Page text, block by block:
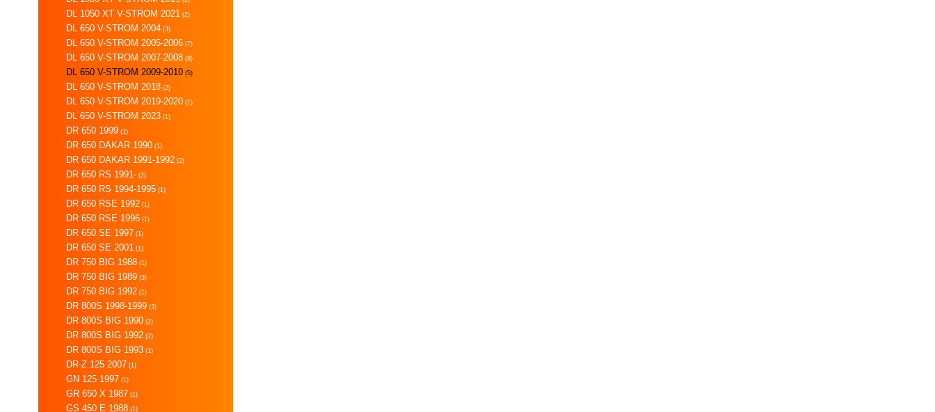
DL 1050 XT V-STROM 2021 (2)
DL 650 V-STROM 2004 (3)
DL 650 V-STROM 2005-2006 (7)
DL 650 V-STROM 2007-2008 (8)
DL 650 V-STROM 2009-2010 (5)
DL 650 V-STROM 2018 (2)
DL 650 V-STROM 2019-2020 (1)
DL 650 V-STROM 2023 (1)
DR 650 1999 (1)
DR 650 DAKAR 1990 (1)
DR 650 DAKAR 1991-1992 (2)
DR 650 RS 1991- (2)
DR 650 RS 1994-1995 (1)
DR 650 RSE 1992 (1)
DR 650 RSE 1996 (1)
DR 650 SE 1997 (1)
DR 650 SE 2001 (1)
DR 750 BIG 1988 (1)
DR 750 BIG 1989 (3)
DR 750 BIG 1992 (1)
DR 800S 1998-1999 (3)
DR 800S BIG 1990 (2)
DR 800S BIG 1992 (2)
DR 800S BIG 1993 (1)
DR-Z 125 2007 (1)
GN 125 1997 (1)
GR 650 X 1987 (1)
GS 450 E 1988 (1)